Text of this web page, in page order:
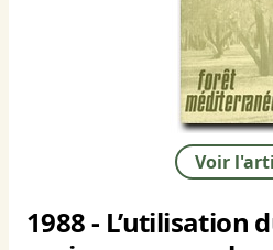
Voir
1988 - L’utilisation